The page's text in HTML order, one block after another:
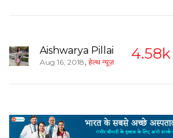
Aishwarya Pillai
Aug 16, 2018, हेल्थ न्यूज़ 4.58k